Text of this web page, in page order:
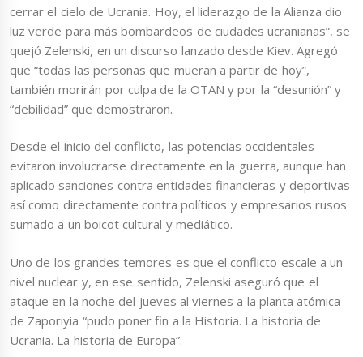
cerrar el cielo de Ucrania. Hoy, el liderazgo de la Alianza dio
luz verde para más bombardeos de ciudades ucranianas”, se
quejó Zelenski, en un discurso lanzado desde Kiev. Agregó
que “todas las personas que mueran a partir de hoy”,
también morirán por culpa de la OTAN y por la “desunión” y
“debilidad” que demostraron.
Desde el inicio del conflicto, las potencias occidentales
evitaron involucrarse directamente en la guerra, aunque han
aplicado sanciones contra entidades financieras y deportivas
así como directamente contra políticos y empresarios rusos
sumado a un boicot cultural y mediático.
Uno de los grandes temores es que el conflicto escale a un
nivel nuclear y, en ese sentido, Zelenski aseguró que el
ataque en la noche del jueves al viernes a la planta atómica
de Zaporiyia “pudo poner fin a la Historia. La historia de
Ucrania. La historia de Europa”.